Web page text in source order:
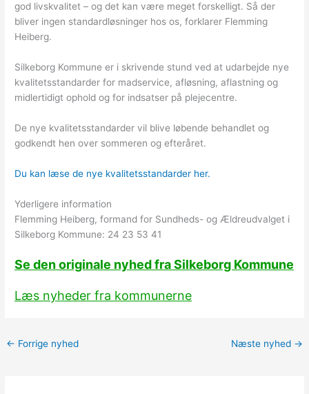
god livskvalitet – og det kan være meget forskelligt. Så der
bliver ingen standardløsninger hos os, forklarer Flemming
Heiberg.
Silkeborg Kommune er i skrivende stund ved at udarbejde nye
kvalitetsstandarder for madservice, afløsning, aflastning og
midlertidigt ophold og for indsatser på plejecentre.
De nye kvalitetsstandarder vil blive løbende behandlet og
godkendt hen over sommeren og efteråret.
Du kan læse de nye kvalitetsstandarder her.
Yderligere information
Flemming Heiberg, formand for Sundheds- og Ældreudvalget i
Silkeborg Kommune: 24 23 53 41
Se den originale nyhed fra Silkeborg Kommune
Læs nyheder fra kommunerne
← Forrige nyhed Næste nyhed →